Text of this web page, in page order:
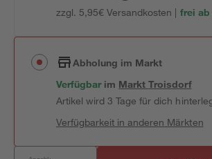
zzgl. 5,95€ Versandkosten | frei ab
Abholung im Markt
Verfügbar im MarktTroisdorf
Artikel wird 3 Tage für dich
Verfügbarkeit in anderen Märkten